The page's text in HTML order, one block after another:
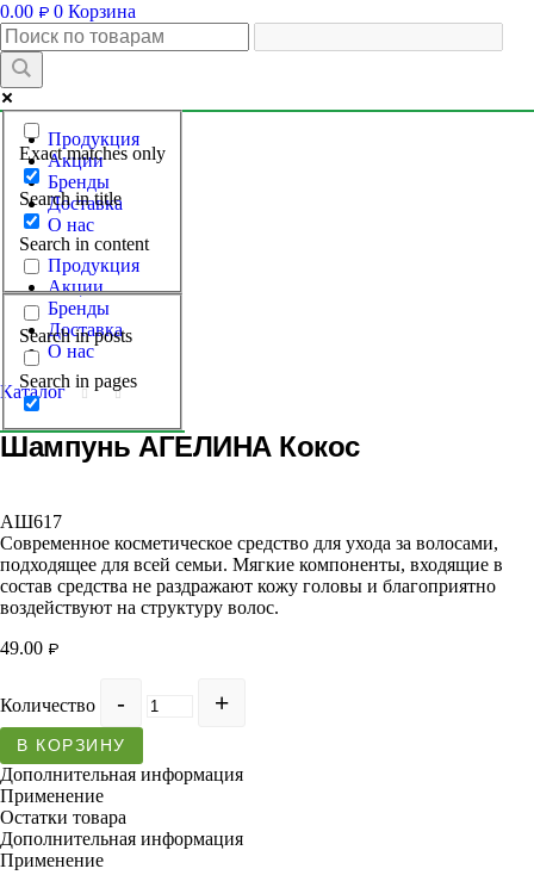
0.00 ₽ 0 Корзина
Exact matches only
Search in title
Search in content
Search in posts
Search in pages
Продукция
Акции
Бренды
Доставка
О нас
Продукция
Акции
Бренды
Доставка
О нас
Каталог
Шампунь АГЕЛИНА Кокос
АШ617
Современное косметическое средство для ухода за волосами,
подходящее для всей семьи. Мягкие компоненты, входящие в
состав средства не раздражают кожу головы и благоприятно
воздействуют на структуру волос.
49.00 ₽
Количество
В КОРЗИНУ
Дополнительная информация
Применение
Остатки товара
Дополнительная информация
Применение